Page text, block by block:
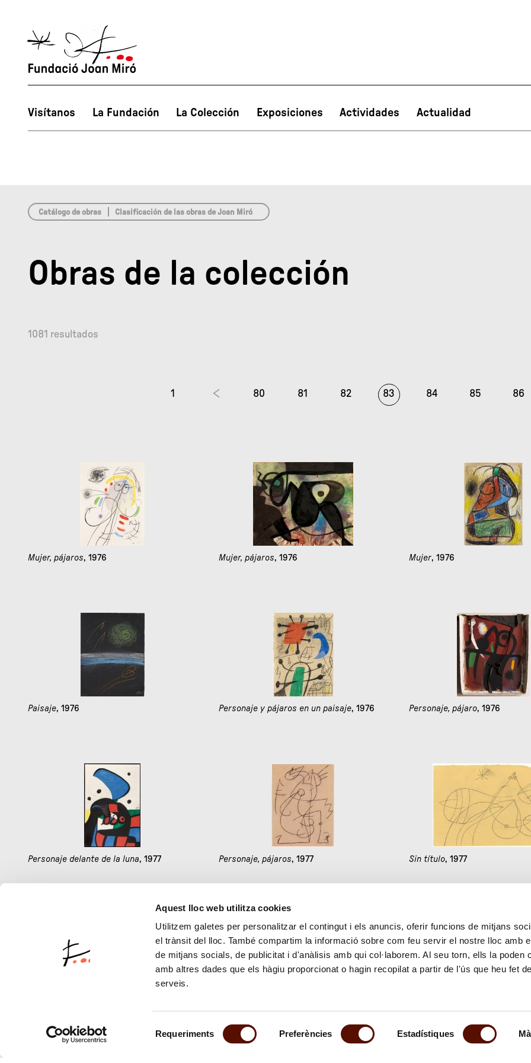
Aquest lloc web utilitza cookies
Utilitzem galetes per personalitzar el contingut i els anuncis, oferir funcions de mitjans
el trànsit del lloc. També compartim la informació sobre com feu servir el nostre lloc amb
de mitjans socials, de publicitat i d'anàlisis amb qui col·laborem. Al seu torn, ells la poden
amb altres dades que els hàgiu proporcionat o hagin recopilat a partir de l'ús que heu fet
serveis.
Requeriments Preferències Estadístiques
Visítanos La Fundación La Colección Exposiciones Actividades Actualidad
Catálogo de obras Clasificación de las obras de Joan Miró
Obras de la colección
1081 resultados
1 80 81 82 83 84 85 86
Mujer, pájaros, 1976 Mujer, pájaros, 1976 Mujer, 1976
Paisaje, 1976 Personaje y pájaros en un paisaje, 1976 Personaje, pájaro, 1976
Personaje delante de la luna, 1977 Personaje, pájaros, 1977 Sin título, 1977